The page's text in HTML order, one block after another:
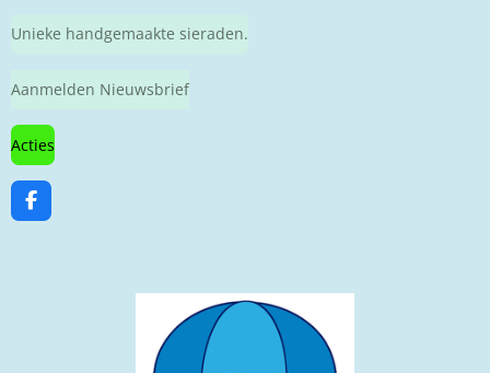
Unieke handgemaakte sieraden.
Aanmelden Nieuwsbrief
Acties
F
a